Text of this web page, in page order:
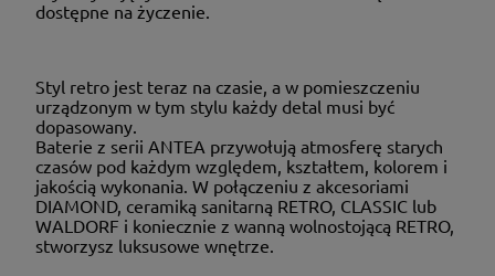
dostępne na życzenie.
Styl retro jest teraz na czasie, a w pomieszczeniu
urządzonym w tym stylu każdy detal musi być
dopasowany.
Baterie z serii ANTEA przywołują atmosferę starych
czasów pod każdym względem, kształtem, kolorem i
jakością wykonania. W połączeniu z akcesoriami
DIAMOND, ceramiką sanitarną RETRO, CLASSIC lub
WALDORF i koniecznie z wanną wolnostojącą RETRO,
stworzysz luksusowe wnętrze.